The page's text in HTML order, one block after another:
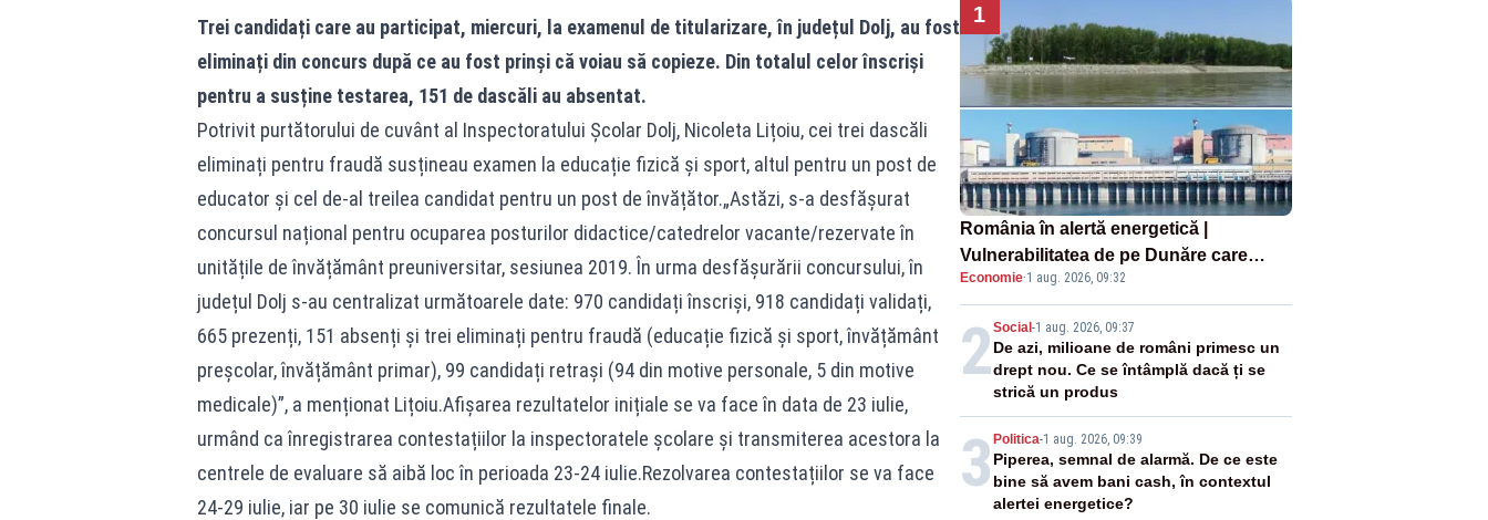
Trei candidați care au participat, miercuri, la examenul de titularizare, în județul Dolj, au fost
eliminați din concurs după ce au fost prinși că voiau să copieze. Din totalul celor înscriși
pentru a susține testarea, 151 de dascăli au absentat.
Potrivit purtătorului de cuvânt al Inspectoratului Școlar Dolj, Nicoleta Lițoiu, cei trei dascăli
eliminați pentru fraudă susțineau examen la educație fizică și sport, altul pentru un post de
educator și cel de-al treilea candidat pentru un post de învățător.„Astăzi, s-a desfășurat
concursul național pentru ocuparea posturilor didactice/catedrelor vacante/rezervate în
unitățile de învățământ preuniversitar, sesiunea 2019. În urma desfășurării concursului, în
județul Dolj s-au centralizat următoarele date: 970 candidați înscriși, 918 candidați validați,
665 prezenți, 151 absenți și trei eliminați pentru fraudă (educație fizică și sport, învățământ
preșcolar, învățământ primar), 99 candidați retrași (94 din motive personale, 5 din motive
medicale)”, a menționat Lițoiu.Afișarea rezultatelor inițiale se va face în data de 23 iulie,
urmând ca înregistrarea contestațiilor la inspectoratele școlare și transmiterea acestora la
centrele de evaluare să aibă loc în perioada 23-24 iulie.Rezolvarea contestațiilor se va face
24-29 iulie, iar pe 30 iulie se comunică rezultatele finale.
1
România în alertă energetică |
Vulnerabilitatea de pe Dunăre care
pune în pericol Centrala Cernavodă era
cunoscută de pe vremea lui Ceaușescu
Economie·1 aug. 2026, 09:32
2Social -1 aug. 2026, 09:37
De azi, milioane de români primesc un
drept nou. Ce se întâmplă dacă ți se
strică un produs
3 Politica-1 aug. 2026, 09:39
Piperea, semnal de alarmă. De ce este
bine să avem bani cash, în contextul
alertei energetice?